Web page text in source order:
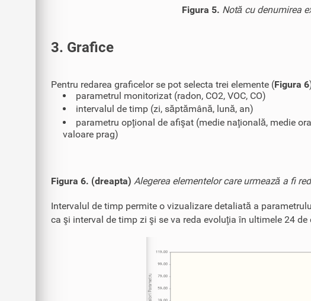
Figura 5. Notă cu denumirea
3. Grafice
Pentru redarea graficelor se pot selecta trei elemente (Figura 6
parametrul monitorizat (radon, CO2, VOC, CO)
intervalul de timp (zi, săptămână, lună, an)
parametru opţional de afişat (medie naţională, medie
valoare prag)
Figura 6. (dreapta) Alegerea elementelor care urmează a fi
Intervalul de timp permite o vizualizare detaliată a
ca şi interval de timp zi şi se va reda evoluţia în ultimele 24 de